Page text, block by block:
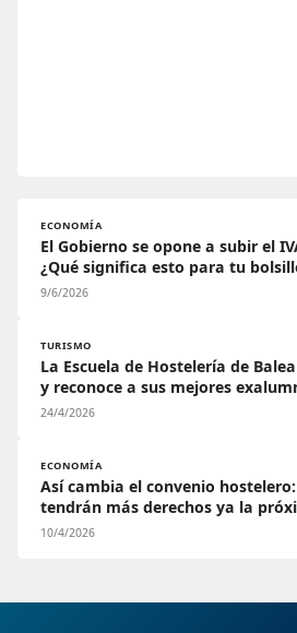
ECONOMÍA
El Gobierno se opone a subir el
¿Qué significa esto para tu
9/6/2026
TURISMO
La Escuela de Hostelería de
y reconoce a sus mejores
24/4/2026
ECONOMÍA
Así cambia el convenio
tendrán más derechos ya la
10/4/2026